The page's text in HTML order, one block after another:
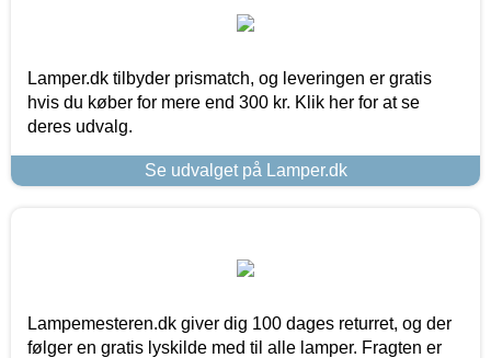
Lamper.dk tilbyder prismatch, og leveringen er gratis
hvis du køber for mere end 300 kr. Klik her for at se
deres udvalg.
Se udvalget på Lamper.dk
Lampemesteren.dk giver dig 100 dages returret, og der
følger en gratis lyskilde med til alle lamper. Fragten er